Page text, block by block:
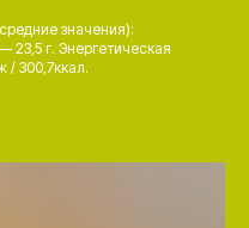
значения):
23,5 г. Энергетическая
/ 300,7ккал.